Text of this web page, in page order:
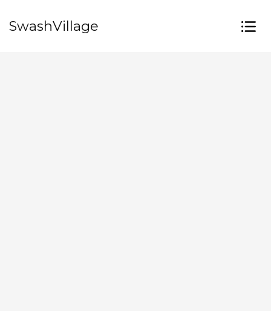
SwashVillage